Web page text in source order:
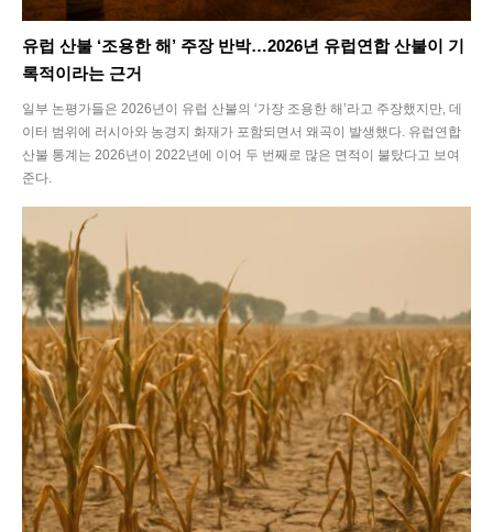
유럽 산불 ‘조용한 해’ 주장 반박…2026년 유럽연합 산불이 기
록적이라는 근거
일부 논평가들은 2026년이 유럽 산불의 ‘가장 조용한 해’라고 주장했지만, 데
이터 범위에 러시아와 농경지 화재가 포함되면서 왜곡이 발생했다. 유럽연합
산불 통계는 2026년이 2022년에 이어 두 번째로 많은 면적이 불탔다고 보여
준다.